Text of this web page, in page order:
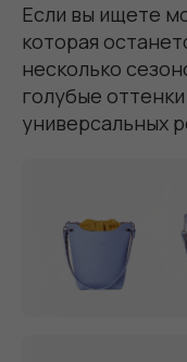
Если вы ищете
которая
несколько
голубые
универсальных